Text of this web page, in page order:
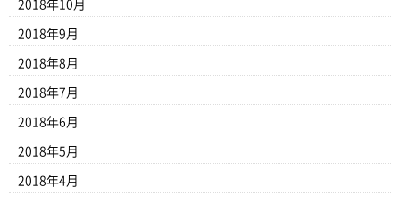
2018年10月
2018年9月
2018年8月
2018年7月
2018年6月
2018年5月
2018年4月